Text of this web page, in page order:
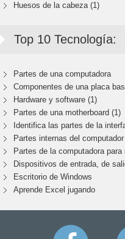
Huesos de la cabeza (1)
Top 10 Tecnología:
Partes de una computadora
Componentes de una placa
Hardware y software (1)
Partes de una motherboard (1)
Identifica las partes de la
Partes internas del computador
Partes de la computadora para
Dispositivos de entrada, de
Escritorio de Windows
Aprende Excel jugando